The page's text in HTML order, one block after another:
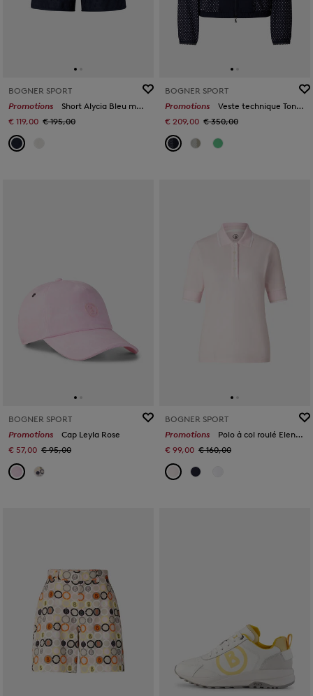
BOGNER SPORT
Promotions
Short Alycia Bleu marine
€ 119,00 € 195,00
BOGNER SPORT
Promotions
Veste technique Tonie Bleu marine
€ 209,00 € 350,00
BOGNER SPORT
Promotions
Cap Leyla Rose
€ 57,00 € 95,00
BOGNER SPORT
Promotions
Polo à col roulé Elenor Rose
€ 99,00 € 160,00